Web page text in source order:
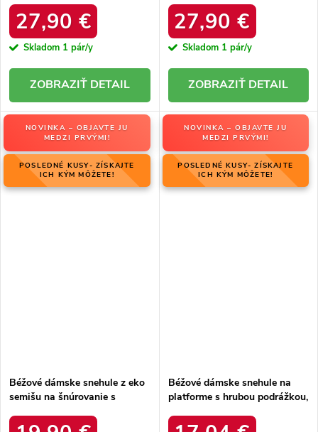
27,90 €
Skladom 1 pár/y
DETAIL
27,90 €
Skladom 1 pár/y
DETAIL
NOVINKA – OBJAVTE JU
MEDZI PRVÝMI!
POSLEDNÉ KUSY- ZÍSKAJTE
ICH KÝM MÔŽETE!
Béžové dámske snehule z eko
semišu na šnúrovanie s
produktu C3016 BEIGE
NOVINKA – OBJAVTE JU
MEDZI PRVÝMI!
POSLEDNÉ KUSY- ZÍSKAJTE
ICH KÝM MÔŽETE!
Béžové dámske snehule na
platforme s hrubou podrážkou,
925 KHAKI